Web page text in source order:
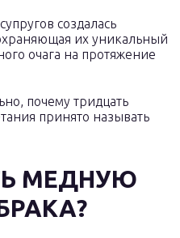
создалась
их уникальный
очага на протяжение
почему тридцать
принято называть
МЕДНУЮ